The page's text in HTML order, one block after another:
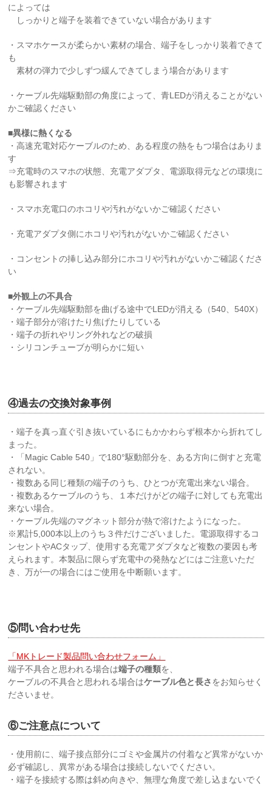
によっては
しっかりと端子を装着できていない場合があります
・スマホケースが柔らかい素材の場合、端子をしっかり装着できて
も
素材の弾力で少しずつ緩んできてしまう場合があります
・ケーブル先端駆動部の角度によって、青LEDが消えることがない
かご確認ください
■異様に熱くなる
・高速充電対応ケーブルのため、ある程度の熱をもつ場合はありま
す
⇒充電時のスマホの状態、充電アダプタ、電源取得元などの環境に
も影響されます
・スマホ充電口のホコリや汚れがないかご確認ください
・充電アダプタ側にホコリや汚れがないかご確認ください
・コンセントの挿し込み部分にホコリや汚れがないかご確認くださ
い
■外観上の不具合
・ケーブル先端駆動部を曲げる途中でLEDが消える（540、540X）
・端子部分が溶けたり焦げたりしている
・端子の折れやリング外れなどの破損
・シリコンチューブが明らかに短い
④過去の交換対象事例
・端子を真っ直ぐ引き抜いているにもかかわらず根本から折れてし
まった。
・「Magic Cable 540」で180°駆動部分を、ある方向に倒すと充電
されない。
・複数ある同じ種類の端子のうち、ひとつが充電出来ない場合。
・複数あるケーブルのうち、１本だけがどの端子に対しても充電出
来ない場合。
・ケーブル先端のマグネット部分が熱で溶けたようになった。
※累計5,000本以上のうち３件だけございました。電源取得するコ
ンセントやACタップ、使用する充電アダプタなど複数の要因も考
えられます。本製品に限らず充電中の発熱などにはご注意いただ
き、万が一の場合にはご使用を中断願います。
⑤問い合わせ先
「MKトレード製品問い合わせフォーム」
端子不具合と思われる場合は端子の種類を、
ケーブルの不具合と思われる場合はケーブル色と長さをお知らせく
ださいませ。
⑥ご注意点について
・使用前に、端子接点部分にゴミや金属片の付着など異常がないか
必ず確認し、異常がある場合は接続しないでください。
・端子を接続する際は斜め向きや、無理な角度で差し込まないでく